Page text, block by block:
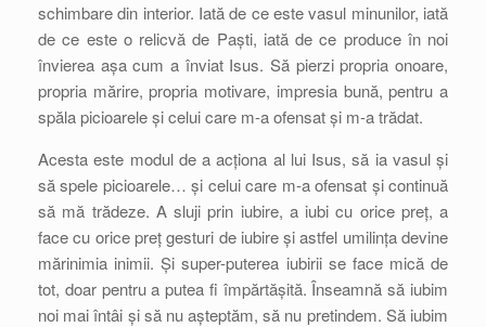
schimbare din interior. Iată de ce este vasul minunilor, iată
de ce este o relicvă de Paști, iată de ce produce în noi
învierea așa cum a înviat Isus. Să pierzi propria onoare,
propria mărire, propria motivare, impresia bună, pentru a
spăla picioarele și celui care m-a ofensat și m-a trădat.
Acesta este modul de a acționa al lui Isus, să ia vasul și
să spele picioarele… și celui care m-a ofensat și continuă
să mă trădeze. A sluji prin iubire, a iubi cu orice preț, a
face cu orice preț gesturi de iubire și astfel umilința devine
mărinimia inimii. Și super-puterea iubirii se face mică de
tot, doar pentru a putea fi împărtășită. Înseamnă să iubim
noi mai întâi și să nu așteptăm, să nu pretindem. Să iubim